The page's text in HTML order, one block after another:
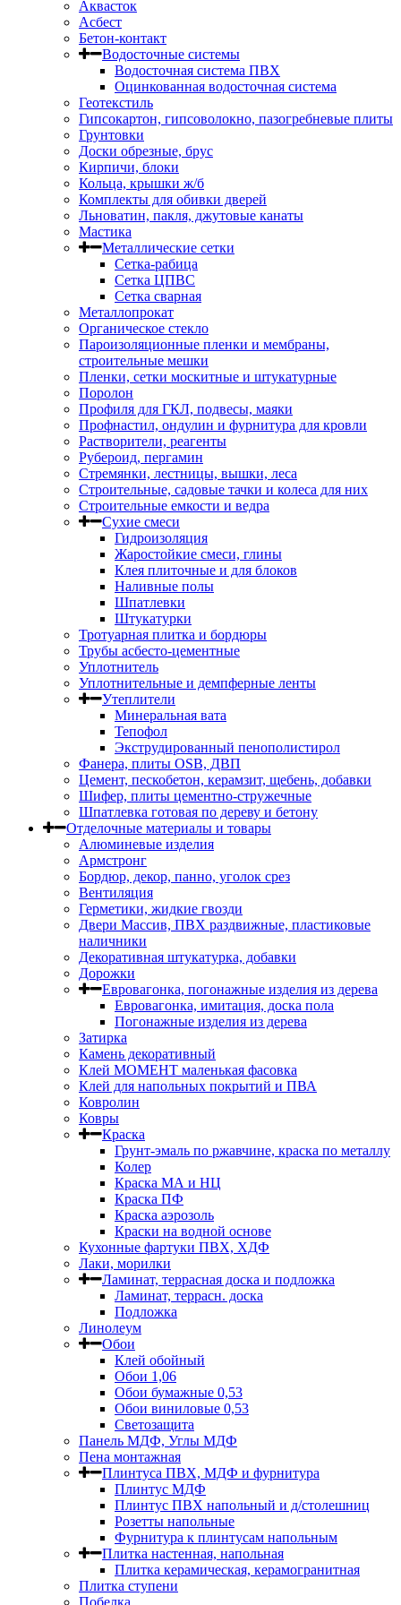
Аквасток
Асбест
Бетон-контакт
Водосточные системы
Водосточная система ПВХ
Оцинкованная водосточная система
Геотекстиль
Гипсокартон, гипсоволокно, пазогребневые плиты
Грунтовки
Доски обрезные, брус
Кирпичи, блоки
Кольца, крышки ж/б
Комплекты для обивки дверей
Льноватин, пакля, джутовые канаты
Мастика
Металлические сетки
Сетка-рабица
Сетка ЦПВС
Сетка сварная
Металлопрокат
Органическое стекло
Пароизоляционные пленки и мембраны,
строительные мешки
Пленки, сетки москитные и штукатурные
Поролон
Профиля для ГКЛ, подвесы, маяки
Профнастил, ондулин и фурнитура для кровли
Растворители, реагенты
Рубероид, пергамин
Стремянки, лестницы, вышки, леса
Строительные, садовые тачки и колеса для них
Строительные емкости и ведра
Сухие смеси
Гидроизоляция
Жаростойкие смеси, глины
Клея плиточные и для блоков
Наливные полы
Шпатлевки
Штукатурки
Тротуарная плитка и бордюры
Трубы асбесто-цементные
Уплотнитель
Уплотнительные и демпферные ленты
Утеплители
Минеральная вата
Тепофол
Экструдированный пенополистирол
Фанера, плиты OSB, ДВП
Цемент, пескобетон, керамзит, щебень, добавки
Шифер, плиты цементно-стружечные
Шпатлевка готовая по дереву и бетону
Отделочные материалы и товары
Алюминевые изделия
Армстронг
Бордюр, декор, панно, уголок срез
Вентиляция
Герметики, жидкие гвозди
Двери Массив, ПВХ раздвижные, пластиковые
наличники
Декоративная штукатурка, добавки
Дорожки
Евровагонка, погонажные изделия из дерева
Евровагонка, имитация, доска пола
Погонажные изделия из дерева
Затирка
Камень декоративный
Клей МОМЕНТ маленькая фасовка
Клей для напольных покрытий и ПВА
Ковролин
Ковры
Краска
Грунт-эмаль по ржавчине, краска по металлу
Колер
Краска МА и НЦ
Краска ПФ
Краска аэрозоль
Краски на водной основе
Кухонные фартуки ПВХ, ХДФ
Лаки, морилки
Ламинат, террасная доска и подложка
Ламинат, террасн. доска
Подложка
Линолеум
Обои
Клей обойный
Обои 1,06
Обои бумажные 0,53
Обои виниловые 0,53
Светозащита
Панель МДФ, Углы МДФ
Пена монтажная
Плинтуса ПВХ, МДФ и фурнитура
Плинтус МДФ
Плинтус ПВХ напольный и д/столешниц
Розетты напольные
Фурнитура к плинтусам напольным
Плитка настенная, напольная
Плитка керамическая, керамогранитная
Плитка ступени
Побелка